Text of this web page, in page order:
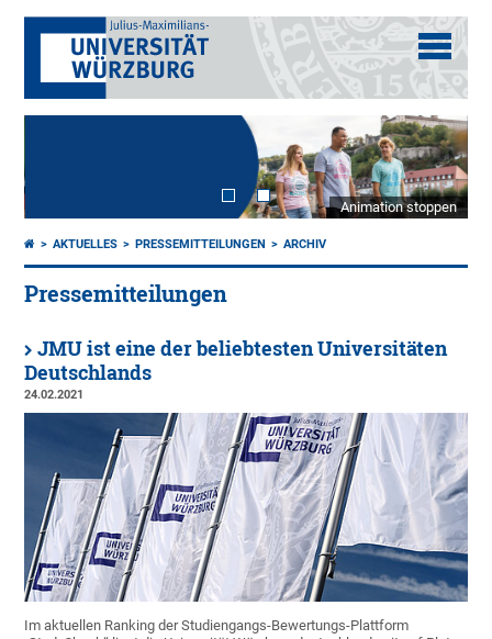
Animation stoppen
AKTUELLES PRESSEMITTEILUNGEN ARCHIV
Pressemitteilungen
JMU ist eine der beliebtesten Universitäten
Deutschlands
24.02.2021
Im aktuellen Ranking der Studiengangs-Bewertungs-Plattform